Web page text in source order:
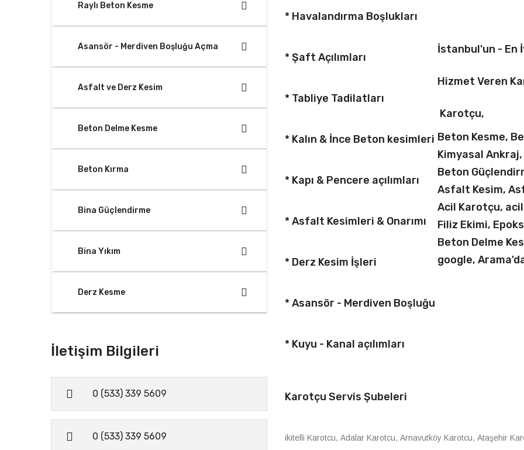
Raylı Beton Kesme
Asansör - Merdiven Boşluğu Açma
Asfalt ve Derz Kesim
Beton Delme Kesme
Beton Kırma
Bina Güçlendirme
Bina Yıkım
Derz Kesme
İletişim Bilgileri
0 (533) 339 5609
0 (533) 339 5609
* Havalandırma Boşlukları
* Şaft Açılımları
* Tabliye Tadilatları
* Kalın & İnce Beton kesimleri
* Kapı & Pencere açılımları
* Asfalt Kesimleri & Onarımı
* Derz Kesim İşleri
* Asansör - Merdiven Boşluğu
* Kuyu - Kanal açılımları
İstanbul'un - En
Hizmet Veren
Karotçu,
Beton Kesme,
Kimyasal
Beton
Asfalt Kesim,
Acil Karotçu,
Filiz Ekimi,
Beton Delme
google,
Karotçu Servis Şubeleri
ikitelli Karotcu, Adalar Karotcu, Arnavutköy Karotcu, Ataşehir